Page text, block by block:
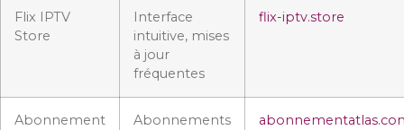
Flix IPTV
Store
Interface
intuitive, mises
à jour
fréquentes
flix-iptv.store
Abonnement
Abonnements